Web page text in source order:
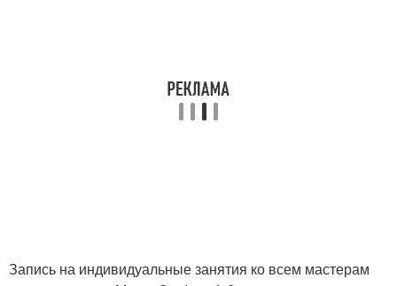
Запись на индивидуальные занятия ко всем мастерам